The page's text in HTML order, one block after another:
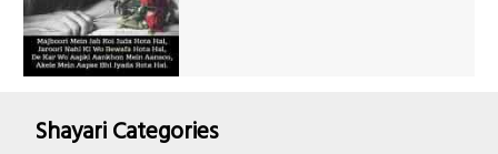
Shayari Categories